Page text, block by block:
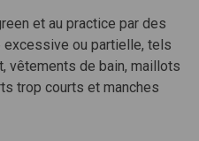
et au practice par des
ou partielle, tels
vêtements de bain, maillots
trop courts et manches